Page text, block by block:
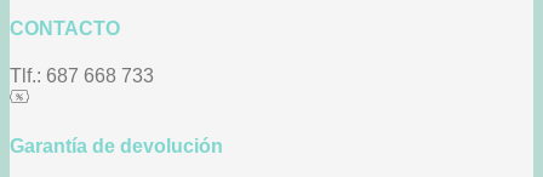
CONTACTO
Tlf.: 687 668 733
Garantía de devolución